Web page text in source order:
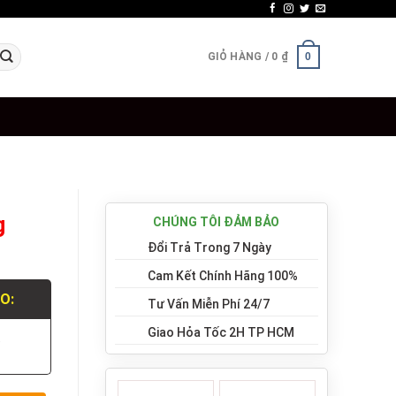
GIỎ HÀNG / 0 ₫ 0
CHÚNG TÔI ĐẢM BẢO
Đổi Trả Trong 7 Ngày
Cam Kết Chính Hãng 100%
Tư Vấn Miễn Phí 24/7
Giao Hỏa Tốc 2H TP HCM